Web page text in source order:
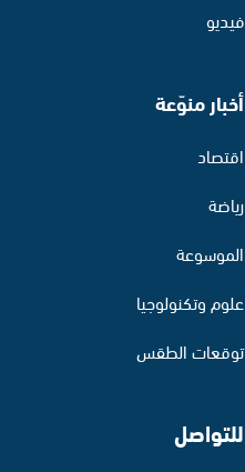
فيديو
أخبار منوّعة
اقتصاد
رياضة
الموسوعة
علوم وتكنولوجيا
توقعات الطقس
للتواصل